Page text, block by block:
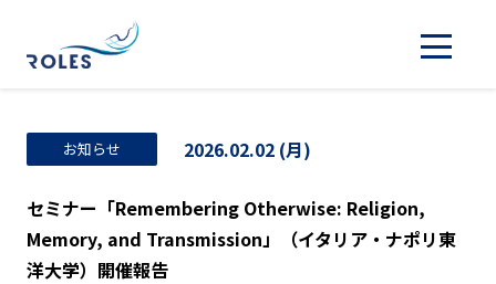
お知らせ 2026.02.02 (月)
セミナー「Remembering Otherwise: Religion,
Memory, and Transmission」（イタリア・ナポリ東
洋大学）開催報告